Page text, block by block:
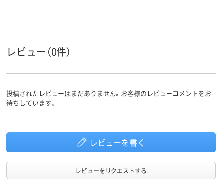
ペン先形
状
丸芯
中綿式 直液式 直液式
アスクル
商品環境
レビュー（0件）
投稿されたレビューはまだありません。お客様のレビューコメントをお
待ちしています。
レビューを書く
レビューをリクエストする